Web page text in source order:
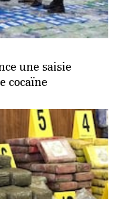
une saisie
cocaïne